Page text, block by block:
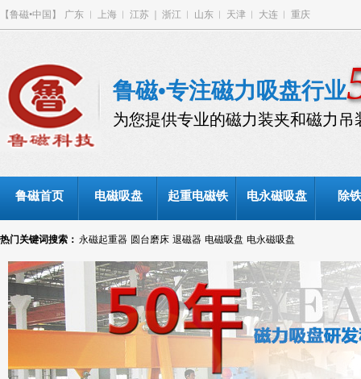
【鲁磁•中国】 广东 上海 江苏 浙江 山东 天津 大连 重庆
鲁磁•专注磁力吸盘行业
为您提供专业的磁力装夹和磁力吊
鲁磁首页 电磁吸盘 起重电磁铁 电永磁吸盘 除
热门关键词搜索： 永磁起重器 圆台磨床 退磁器 电磁吸盘 电永磁吸盘